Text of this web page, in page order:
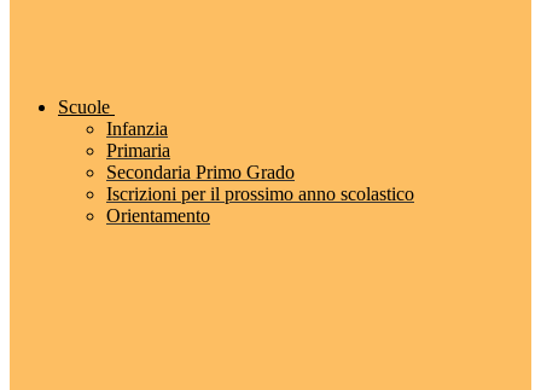
Scuole
Infanzia
Primaria
Secondaria Primo Grado
Iscrizioni per il prossimo anno scolastico
Orientamento